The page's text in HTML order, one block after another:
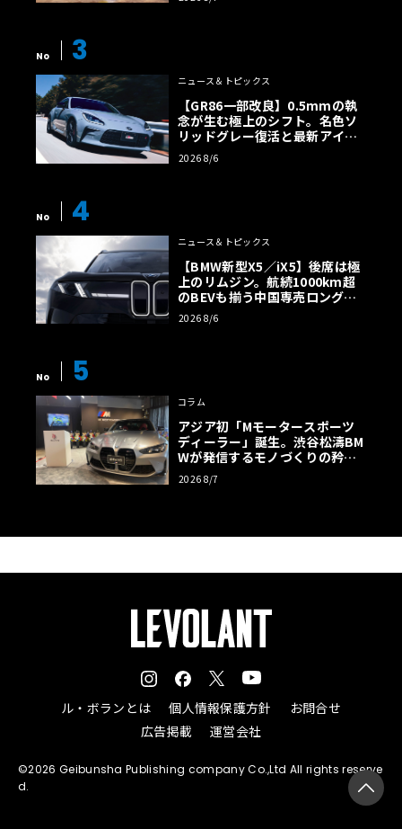
No 3
ニュース＆トピックス
【GR86一部改良】0.5mmの執
念が生む極上のシフト。名色ソ
リッドグレー復活と最新アイサ
イトでFRの極みへ
2026 8/6
No 4
ニュース＆トピックス
【BMW新型X5／iX5】後席は極
上のリムジン。航続1000km超
のBEVも揃う中国専売ロング仕
様の全貌
2026 8/6
No 5
コラム
アジア初「Mモータースポーツ
ディーラー」誕生。渋谷松濤BM
Wが発信するモノづくりの矜持
【木下隆之コラム】
2026 8/7
ル・ボランとは 個人情報保護方針
お問合せ
広告掲載
運営会社
©2026 Geibunsha Publishing company Co.,Ltd All rights reserve
d.